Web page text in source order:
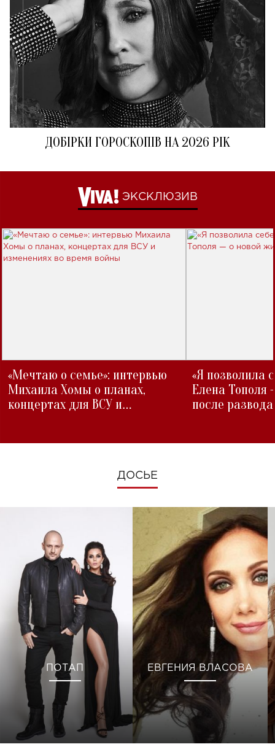
ДОБІРКИ ГОРОСКОПІВ НА 2026 РІК
ЭКСКЛЮЗИВ
«Мечтаю о семье»: интервью
Михаила Хомы о планах,
концертах для ВСУ и
«Я позволила
Елена Тополя
после развода
ДОСЬЕ
ПОТАП ЕВГЕНИЯ ВЛАСОВА